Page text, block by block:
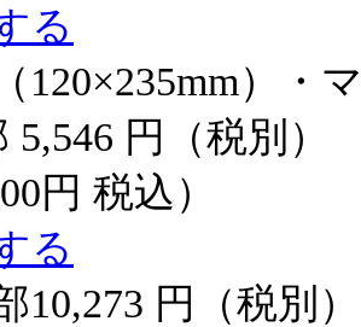
る
120×235mm）・
5,546 円（税別）
円 税込）
る
10,273 円（税別）